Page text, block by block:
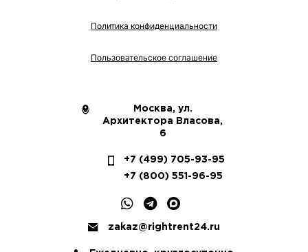
Политика конфиденциальности
Пользовательское соглашение
Москва, ул.
Архитектора Власова,
6
+7 (499) 705-93-95
+7 (800) 551-96-95
zakaz@rightrent24.ru